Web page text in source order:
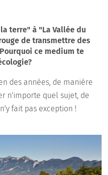
terre" à "La Vallée du
de transmettre des
ce medium te
des années, de manière
n'importe quel sujet, de
fait pas exception !